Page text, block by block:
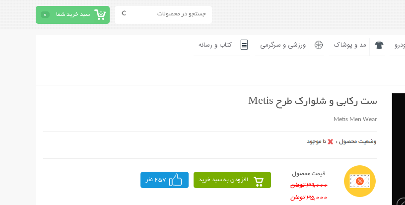
سبد خرید شما 0
مد و پوشاک ورزشی و سرگرمی کتاب و رسانه
ست رکابی و شلوارک طرح Metis
Metis Men Wear
قیمت محصول
39,000 تومان
35,000 تومان
افزودن به سبد خرید 257 نفر